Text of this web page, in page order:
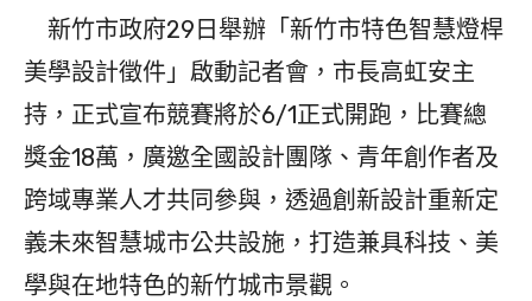
新竹市政府29日舉辦「新竹市特色智慧燈桿
美學設計徵件」啟動記者會，市長高虹安主
持，正式宣布競賽將於6/1正式開跑，比賽總
獎金18萬，廣邀全國設計團隊、青年創作者及
跨域專業人才共同參與，透過創新設計重新定
義未來智慧城市公共設施，打造兼具科技、美
學與在地特色的新竹城市景觀。